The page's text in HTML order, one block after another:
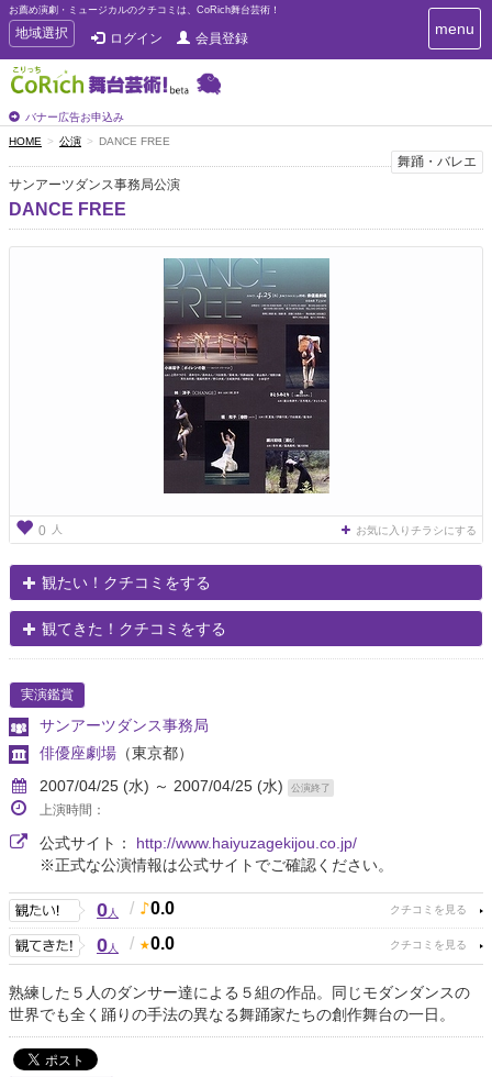
お薦め演劇・ミュージカルのクチコミは、CoRich舞台芸術！
T
o
g
g
e
n
a
v
i
g
地域選択 ログイン 会員登録
バナー広告お申込み
T
o
n
i
g
menu
HOME 公演 DANCE FREE
舞踊・バレエ
サンアーツダンス事務局公演
DANCE FREE
0 人 お気に入りチラシにする
観たい！クチコミをする
観てきた！クチコミをする
実演鑑賞
サンアーツダンス事務局
俳優座劇場 （東京都）
2007/04/25 (水) ～ 2007/04/25 (水)
公演終了
上演時間：
公式サイト： http://www.haiyuzagekijou.co.jp/
※正式な公演情報は公式サイトでご確認ください。
0人 / 0.0
0人 / 0.0
熟練した５人のダンサー達による５組の作品。同じモダンダンスの
世界でも全く踊りの手法の異なる舞踊家たちの創作舞台の一日。